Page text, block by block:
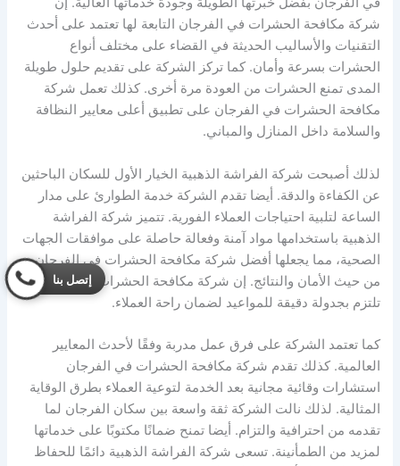
شركة مكافحة الحشرات في الفرجان التابعة لها تعتمد على أحدث
التقنيات والأساليب الحديثة في القضاء على مختلف أنواع
الحشرات بسرعة وأمان. كما تركز الشركة على تقديم حلول طويلة
المدى تمنع الحشرات من العودة مرة أخرى. كذلك تعمل شركة
مكافحة الحشرات في الفرجان على تطبيق أعلى معايير النظافة
والسلامة داخل المنازل والمباني.
لذلك أصبحت شركة الفراشة الذهبية الخيار الأول للسكان الباحثين
عن الكفاءة والدقة. أيضا تقدم الشركة خدمة الطوارئ على مدار
الساعة لتلبية احتياجات العملاء الفورية. تتميز شركة الفراشة
الذهبية باستخدامها مواد آمنة وفعالة حاصلة على موافقات الجهات
الصحية، مما يجعلها أفضل شركة مكافحة الحشرات في الفرجان
من حيث الأمان والنتائج. إن شركة مكافحة الحشرات في الفرجان
تلتزم بجدولة دقيقة للمواعيد لضمان راحة العملاء.
كما تعتمد الشركة على فرق عمل مدربة وفقًا لأحدث المعايير
العالمية. كذلك تقدم شركة مكافحة الحشرات في الفرجان
استشارات وقائية مجانية بعد الخدمة لتوعية العملاء بطرق الوقاية
المثالية. لذلك نالت الشركة ثقة واسعة بين سكان الفرجان لما
تقدمه من احترافية والتزام. أيضا تمنح ضمانًا مكتوبًا على خدماتها
لمزيد من الطمأنينة. تسعى شركة الفراشة الذهبية دائمًا للحفاظ
إتصل بنا